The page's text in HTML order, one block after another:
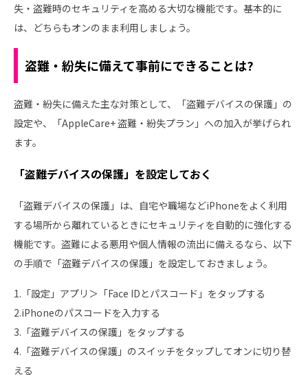
失・盗難時のセキュリティを高める大切な機能です。基本的に
は、どちらもオンのまま利用しましょう。
盗難・紛失に備えて事前にできることは?
盗難・紛失に備えた主な対策として、「盗難デバイスの保護」の
設定や、「AppleCare+ 盗難・紛失プラン」への加入が挙げられ
ます。
「盗難デバイスの保護」を設定しておく
「盗難デバイスの保護」は、自宅や職場などiPhoneをよく利用
する場所から離れているときにセキュリティを自動的に強化する
機能です。盗難による悪用や個人情報の流出に備えるなら、以下
の手順で「盗難デバイスの保護」を設定しておきましょう。
1.「設定」アプリ＞「Face IDとパスコード」をタップする
2.iPhoneのパスコードを入力する
3.「盗難デバイスの保護」をタップする
4.「盗難デバイスの保護」のスイッチをタップしてオンに切り替
える